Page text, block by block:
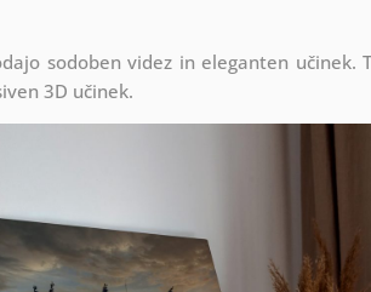
sodoben videz in eleganten učinek.
3D učinek.